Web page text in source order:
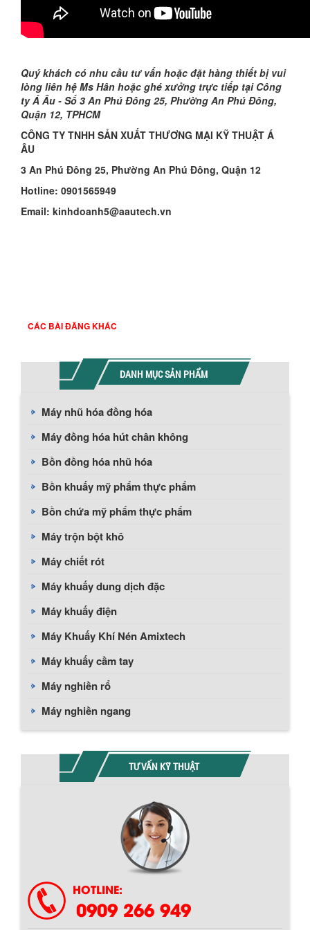
Quý khách có nhu cầu tư vấn hoặc đặt hàng thiết bị vui
lòng liên hệ Ms Hân hoặc ghé xưởng trực tiếp tại Công
ty Á Âu - Số 3 An Phú Đông 25, Phường An Phú Đông,
Quận 12, TPHCM
CÔNG TY TNHH SẢN XUẤT THƯƠNG MẠI KỸ THUẬT Á
ÂU
3 An Phú Đông 25, Phường An Phú Đông, Quận 12
Hotline: 0901565949
Email: kinhdoanh5@aautech.vn
CÁC BÀI ĐĂNG KHÁC
DANH MỤC SẢN PHẨM
Máy nhũ hóa đồng hóa
Máy đồng hóa hút chân không
Bồn đồng hóa nhũ hóa
Bồn khuấy mỹ phẩm thực phẩm
Bồn chứa mỹ phẩm thực phẩm
Máy trộn bột khô
Máy chiết rót
Máy khuấy dung dịch đặc
Máy khuấy điện
Máy Khuấy Khí Nén Amixtech
Máy khuấy cầm tay
Máy nghiền rổ
Máy nghiền ngang
TƯ VẤN KỸ THUẬT
HOTLINE:
0909 266 949
Chính sách giao hàng